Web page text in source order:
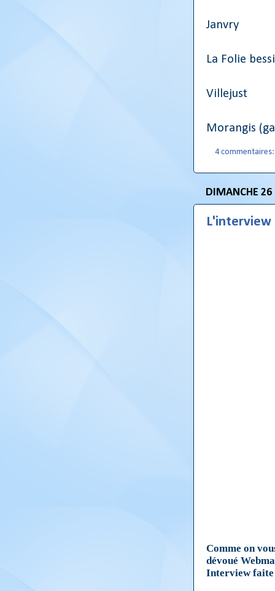
Janvry
La Folie
Villejust
Morangis
4
DIMANCHE 26
Comme on
dévoué
Interview faite